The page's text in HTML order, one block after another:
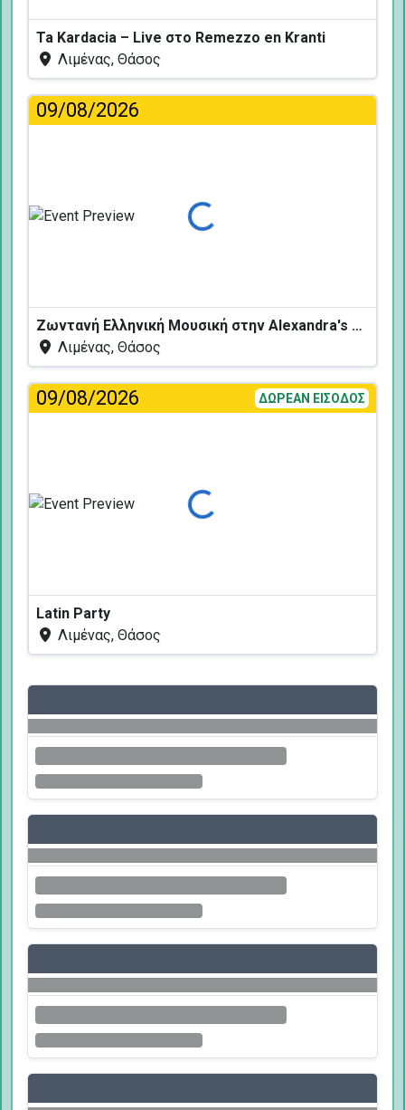
Ta Kardacia – Live στο Remezzo en Kranti
Λιμένας, Θάσος
09/08/2026
Φόρτωση...
Ζωντανή Ελληνική Μουσική στην Alexandra's Restaurant
Λιμένας, Θάσος
09/08/2026 ΔΩΡΕΑΝ ΕΙΣΟΔΟΣ
Φόρτωση...
Latin Party
Λιμένας, Θάσος